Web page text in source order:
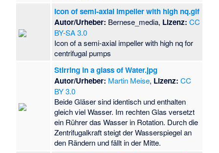
Icon of semi-axial impeller with high nq.gif
Autor/Urheber: Bernese_media, Lizenz: CC
BY-SA 3.0
Icon of a semi-axial impeller with high nq for
centrifugal pumps
Stirring in a glass of Water.jpg
Autor/Urheber: Martin Meise, Lizenz: CC
BY 3.0
Beide Gläser sind identisch und enthalten
gleich viel Wasser. Im rechten Glas versetzt
ein Rührer das Wasser in Rotation. Durch die
Zentrifugalkraft steigt der Wasserspiegel an
den Rändern und fällt in der Mitte.